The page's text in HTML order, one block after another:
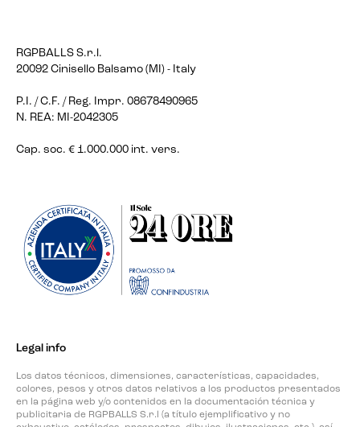
RGPBALLS S.r.l.
20092 Cinisello Balsamo (MI) - Italy
P.I. / C.F. / Reg. Impr. 08678490965
N. REA: MI-2042305
Cap. soc. € 1.000.000 int. vers.
Legal info
Los datos técnicos, dimensiones, características, capacidades,
colores, pesos y otros datos relativos a los productos presentados
en la página web y/o contenidos en la documentación técnica y
publicitaria de RGPBALLS S.r.l (a título ejemplificativo y no